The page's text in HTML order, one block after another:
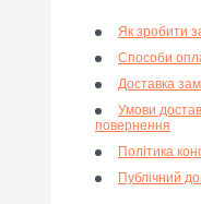
Як зробити
Способи
Доставка
Умови
повернення
Політика
Публічний